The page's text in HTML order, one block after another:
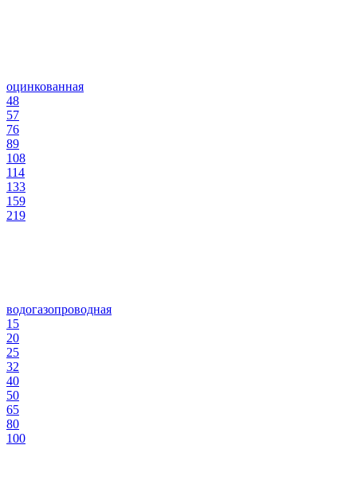
оцинкованная
48
57
76
89
108
114
133
159
219
водогазопроводная
15
20
25
32
40
50
65
80
100